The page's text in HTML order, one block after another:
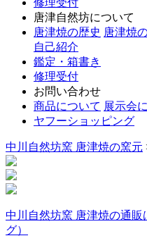
唐津自然坊について
唐津焼の歴史 唐津焼
自己紹介
鑑定・箱書き
修理受付
お問い合わせ
商品について 展示会
ヤフーショッピング
中川自然坊窯 唐津焼の窯元
中川自然坊窯 唐津焼の通
グ）